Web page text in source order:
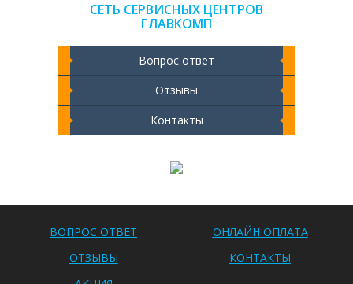
СЕТЬ СЕРВИСНЫХ ЦЕНТРОВ
ГЛАВКОМП
Вопрос ответ
Отзывы
Контакты
ВОПРОС ОТВЕТ
ОНЛАЙН ОПЛАТА
ОТЗЫВЫ
КОНТАКТЫ